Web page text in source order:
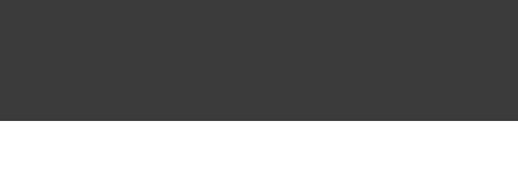
марапатқа ие болды